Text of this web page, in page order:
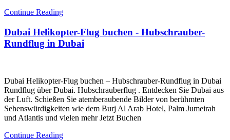
Continue Reading
Dubai Helikopter-Flug buchen - Hubschrauber-
Rundflug in Dubai
Dubai Helikopter-Flug buchen – Hubschrauber-Rundflug in Dubai
Rundflug über Dubai. Hubschrauberflug . Entdecken Sie Dubai aus
der Luft. Schießen Sie atemberaubende Bilder von berühmten
Sehenswürdigkeiten wie dem Burj Al Arab Hotel, Palm Jumeirah
und Atlantis und vielen mehr Jetzt Buchen
Continue Reading